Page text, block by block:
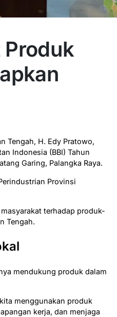
Produk
Tengah, H. Edy Pratowo,
Indonesia (BBI) Tahun
Garing, Palangka Raya.
Provinsi
terhadap produk-
Tengah.
mendukung produk dalam
menggunakan produk
kerja, dan menjaga